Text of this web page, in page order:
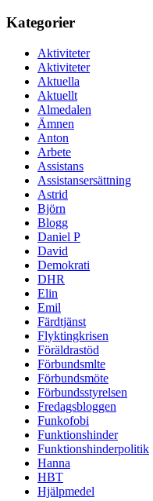
Kategorier
Aktiviteter
Aktiviteter
Aktuella
Aktuellt
Almedalen
Ämnen
Anton
Arbete
Assistans
Assistansersättning
Astrid
Björn
Blogg
Daniel P
David
Demokrati
DHR
Elin
Emil
Färdtjänst
Flyktingkrisen
Föräldrastöd
Förbundsmlte
Förbundsmöte
Förbundsstyrelsen
Fredagsbloggen
Funkofobi
Funktionshinder
Funktionshinderpolitik
Hanna
HBT
Hjälpmedel